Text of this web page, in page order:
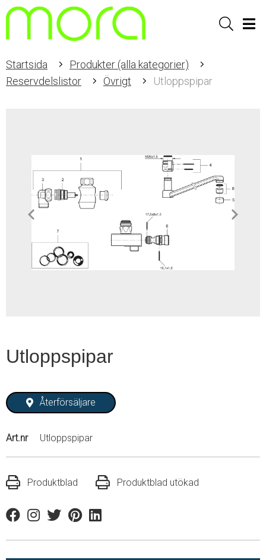
Sök
Startsida
Produkter (alla kategorier)
Reservdelslistor
Övrigt Utloppspipar
Utloppspipar
Återförsäljare
Art.nr Utloppspipar
Produktblad Produktblad utökad
FacebookInstagram
TwitterPinterestLinkedin